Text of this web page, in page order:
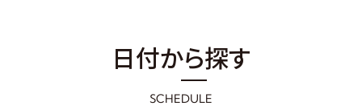
日付から探す
SCHEDULE